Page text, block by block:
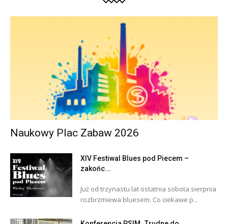
Naukowy Plac Zabaw 2026
XIV Festiwal Blues pod Piecem –
zakońc...
Już od trzynastu lat ostatnia sobota sierpnia
rozbrzmiewa bluesem. Co ciekawe p...